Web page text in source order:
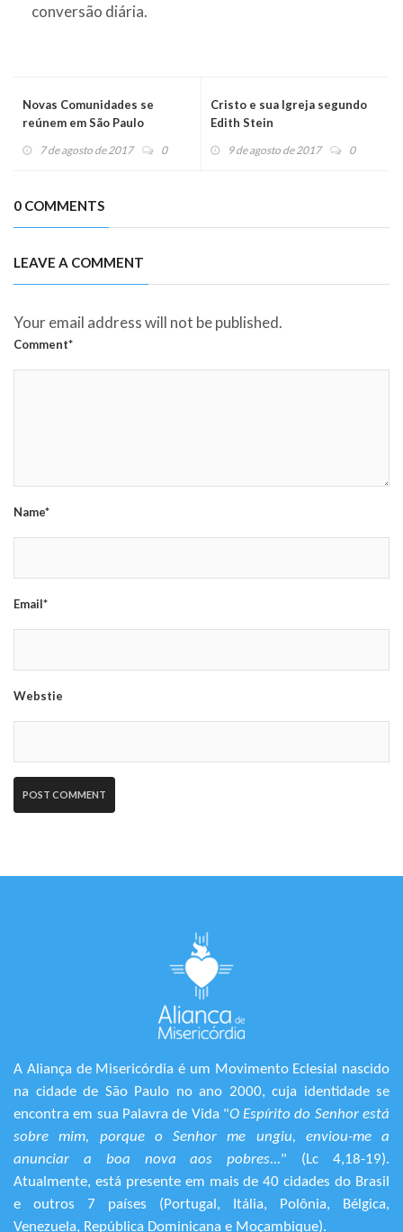
conversão diária.
Novas Comunidades se
reúnem em São Paulo
7 de agosto de 2017 0
Cristo e sua Igreja segundo
Edith Stein
9 de agosto de 2017 0
0 COMMENTS
LEAVE A COMMENT
Your email address will not be published.
Comment*
Name*
Email*
Webstie
A Aliança de Misericórdia é um Movimento Eclesial nascido
na cidade de São Paulo no ano 2000, cuja identidade se
encontra em sua Palavra de Vida "O Espírito do Senhor está
sobre mim, porque o Senhor me ungiu, enviou-me a
anunciar a boa nova aos pobres..." (Lc 4,18-19).
Atualmente, está presente em mais de 40 cidades do Brasil
e outros 7 países (Portugal, Itália, Polônia, Bélgica,
Venezuela, República Dominicana e Moçambique).